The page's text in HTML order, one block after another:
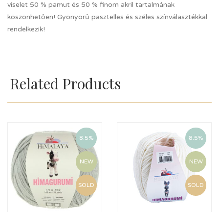
viselet 50 % pamut és 50 % finom akril tartalmának
köszönhetően! Gyönyörű pasztelles és széles színválasztékkal
rendelkezik!
Related Products
8.5%
NEW
SOLD
8.5%
NEW
SOLD